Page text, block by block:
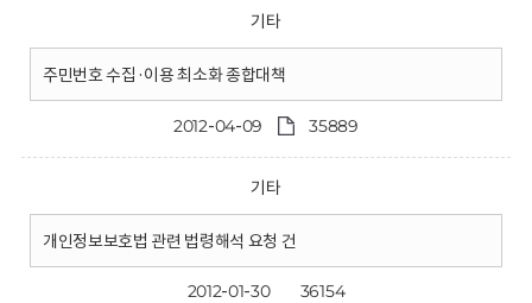
기타
주민번호 수집·이용 최소화 종합대책
2012-04-09 35889
기타
개인정보보호법 관련 법령해석 요청 건
2012-01-30 36154